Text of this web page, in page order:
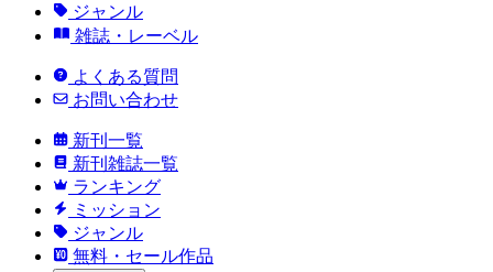
ジャンル
雑誌・レーベル
よくある質問
お問い合わせ
新刊一覧
新刊雑誌一覧
ランキング
ミッション
ジャンル
無料・セール作品